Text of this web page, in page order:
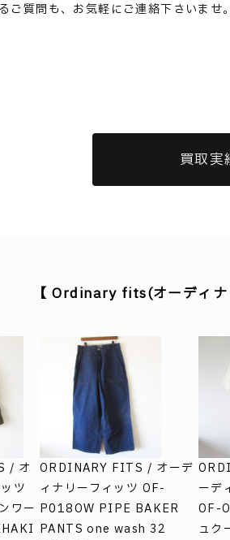
ご質問も、お気軽にご連絡下さいませ。
買取実
【 Ordinary fits(オーディ
/ オ
ツ
ワー
ORDINARY FITS / オーデ
ィナリーフィッツ OF-
P018OW PIPE BAKER
PANTS one wash 32
ーデ
OF-
ュク